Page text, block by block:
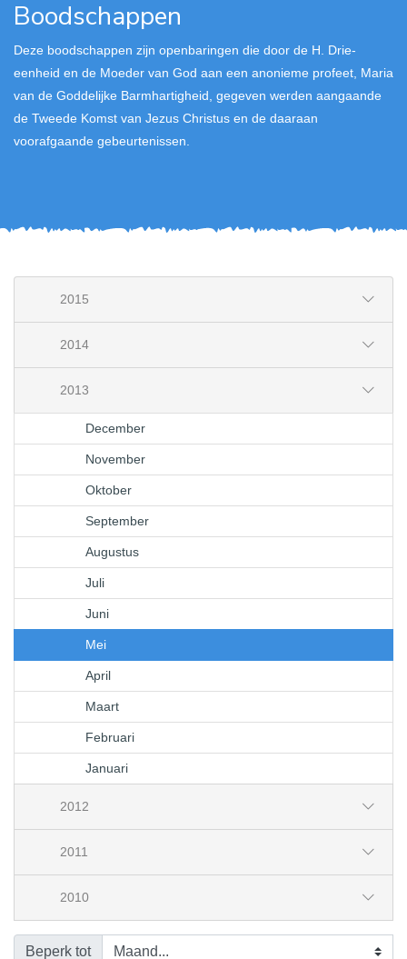
Boodschappen
Deze boodschappen zijn openbaringen die door de H. Drie-
eenheid en de Moeder van God aan een anonieme profeet, Maria
van de Goddelijke Barmhartigheid, gegeven werden aangaande
de Tweede Komst van Jezus Christus en de daaraan
voorafgaande gebeurtenissen.
2015
2014
2013
December
November
Oktober
September
Augustus
Juli
Juni
Mei
April
Maart
Februari
Januari
2012
2011
2010
Beperk tot